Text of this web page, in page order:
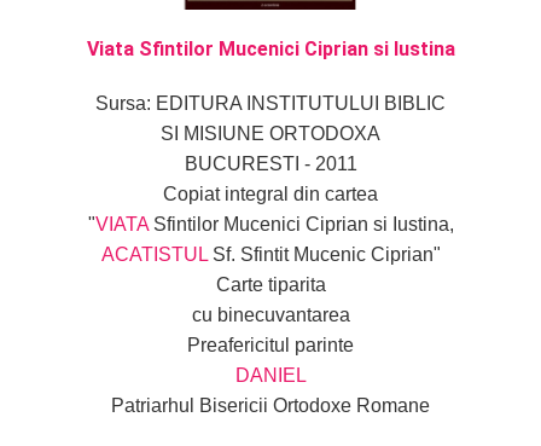
Viata Sfintilor Mucenici Ciprian si Iustina
Sursa: EDITURA INSTITUTULUI BIBLIC
SI MISIUNE ORTODOXA
BUCURESTI - 2011
Copiat integral din cartea
"VIATASfintilor Mucenici Ciprian si Iustina,
ACATISTULSf. Sfintit Mucenic Ciprian"
Carte tiparita
cu binecuvantarea
Preafericitul parinte
DANIEL
Patriarhul Bisericii Ortodoxe Romane